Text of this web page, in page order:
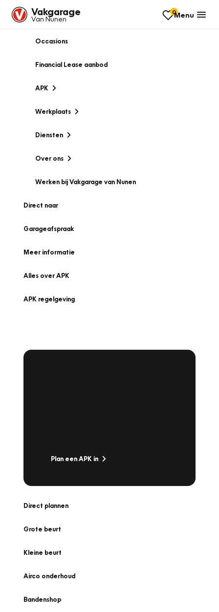
Vakgarage
Van Nunen
0Menu
Occasions
Financial Lease aanbod
APK
Werkplaats
Diensten
Over ons
Werken bij Vakgarage van Nunen
Direct naar
Garageafspraak
Meer informatie
Alles over APK
APK regelgeving
Plan een APK in
Direct plannen
Grote beurt
Kleine beurt
Airco onderhoud
Bandenshop